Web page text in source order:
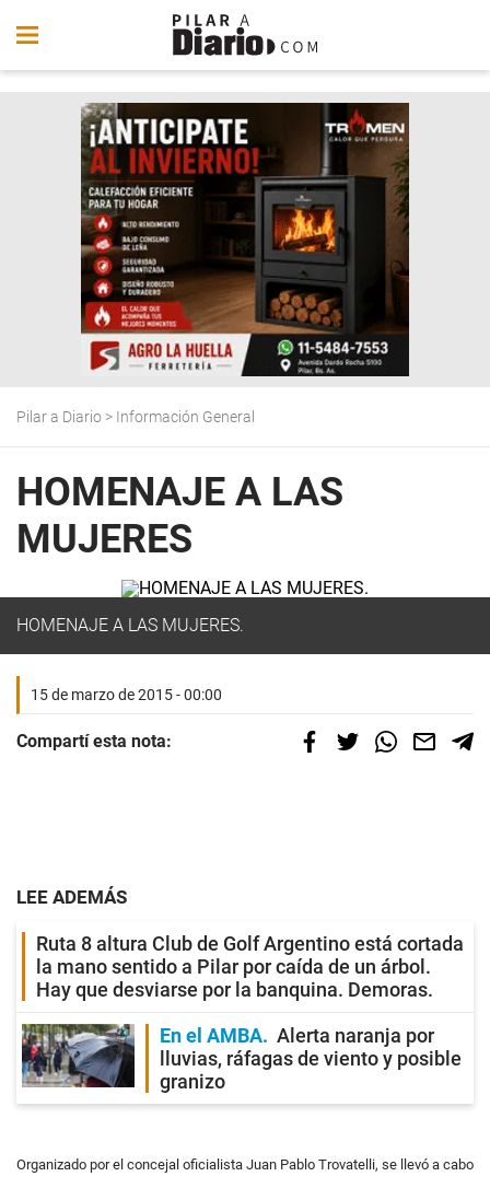
Pilar a Diario > Información General
HOMENAJE A LAS
MUJERES
HOMENAJE A LAS MUJERES.
15 de marzo de 2015 - 00:00
Compartí esta nota:
LEE ADEMÁS
Ruta 8 altura Club de Golf Argentino está cortada
la mano sentido a Pilar por caída de un árbol.
Hay que desviarse por la banquina. Demoras.
En el AMBA
Alerta naranja por
lluvias, ráfagas de viento y posible
granizo
Organizado por el concejal oficialista Juan Pablo Trovatelli, se llevó a cabo